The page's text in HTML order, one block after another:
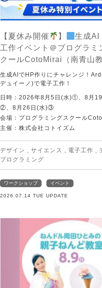
【夏休み開催 】
生成AI
工作イベント＠プログラミ
クールCotoMirai（南青山教
生成AIでHP作りにチャレンジ！
デュイーノ)で電子工作！
日時：2026年8月5日(水)①、8月
②、8月26日(水)③
会場：プログラミングスクール
主催：株式会社コトイズム
デザイン , サイエンス , 電子工作 ,
プログラミング
ワークショップ イベント
2026.07.14 TUE UPDATE